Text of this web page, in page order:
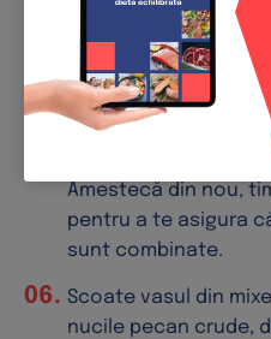
marginile bolului
este omogenizat.
Adaugă ½ din
amestecă timp de 30
ulterior și restul de
Amestecă din nou,
pentru a te asigura
sunt combinate.
Scoate vasul din
nucile pecan crude,